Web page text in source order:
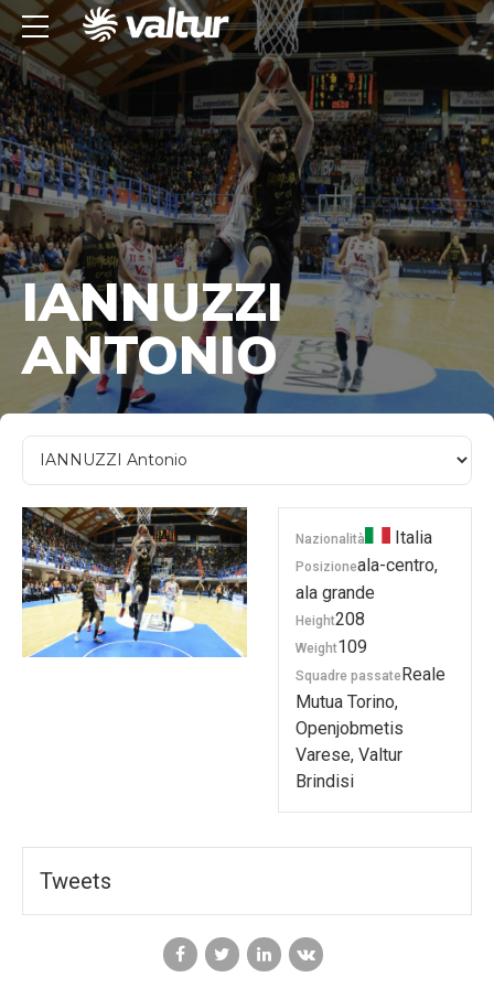
IANNUZZI
ANTONIO
Nazionalità Italia
Posizioneala-centro,
ala grande
Height208
Weight109
Squadre passateReale
Mutua Torino,
Openjobmetis
Varese, Valtur
Brindisi
Tweets